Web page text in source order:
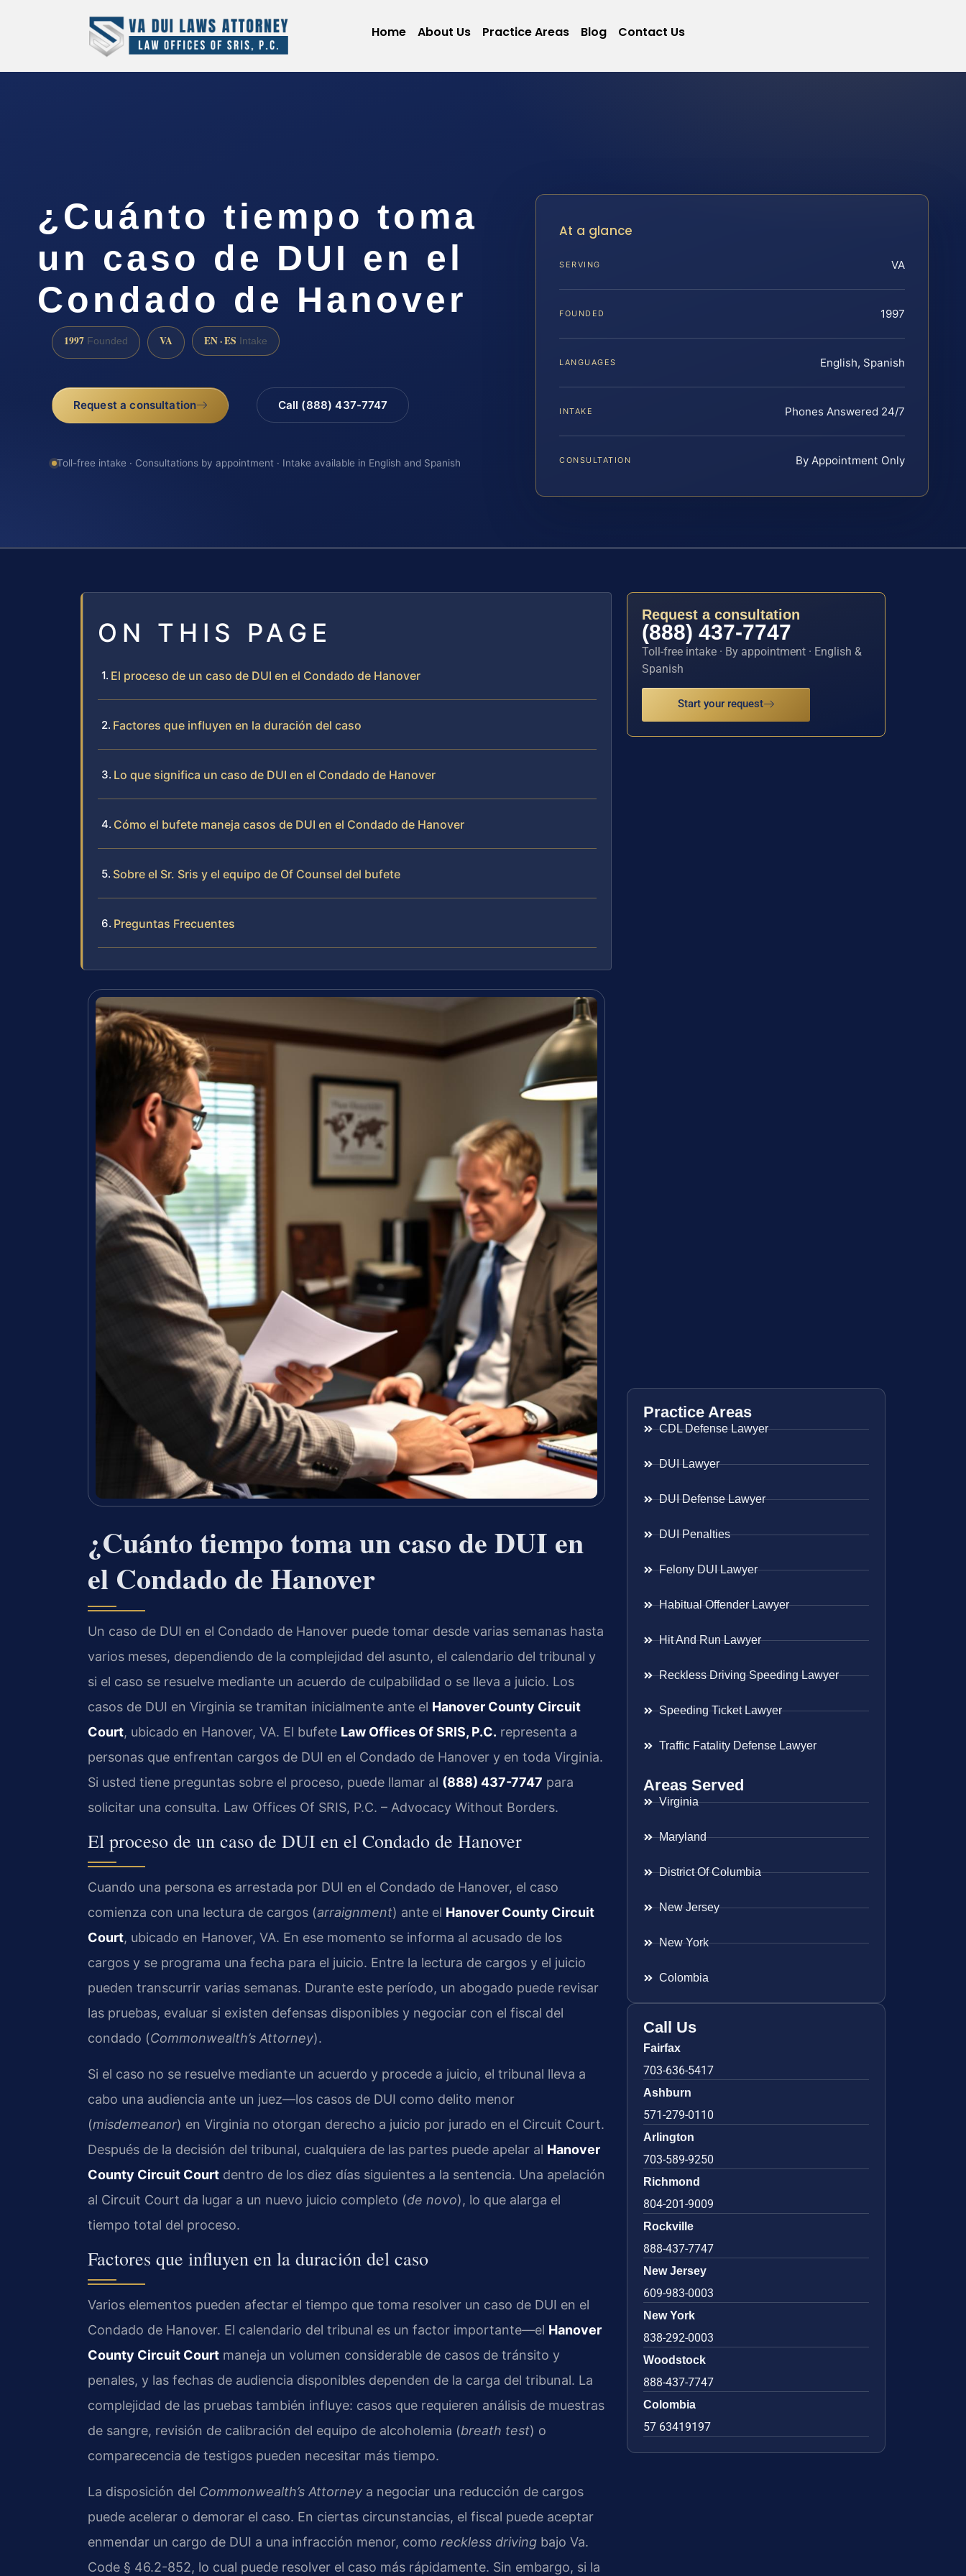
Home About Us Practice Areas Blog Contact Us
¿Cuánto tiempo toma
un caso de DUI en el
Condado de Hanover
1997 Founded VA EN · ES Intake
Request a consultation Call (888) 437-7747
Toll-free intake · Consultations by appointment · Intake available in English and Spanish
At a glance
SERVING VA
FOUNDED 1997
LANGUAGES English, Spanish
INTAKE Phones Answered 24/7
CONSULTATION By Appointment Only
ON THIS PAGE
El proceso de un caso de DUI en el Condado de Hanover
Factores que influyen en la duración del caso
Lo que significa un caso de DUI en el Condado de Hanover
Cómo el bufete maneja casos de DUI en el Condado de Hanover
Sobre el Sr. Sris y el equipo de Of Counsel del bufete
Preguntas Frecuentes
¿Cuánto tiempo toma un caso de DUI en
el Condado de Hanover
Un caso de DUI en el Condado de Hanover puede tomar desde varias semanas hasta
varios meses, dependiendo de la complejidad del asunto, el calendario del tribunal y
si el caso se resuelve mediante un acuerdo de culpabilidad o se lleva a juicio. Los
casos de DUI en Virginia se tramitan inicialmente ante el Hanover County Circuit
Court, ubicado en Hanover, VA. El bufete Law Offices Of SRIS, P.C. representa a
personas que enfrentan cargos de DUI en el Condado de Hanover y en toda Virginia.
Si usted tiene preguntas sobre el proceso, puede llamar al (888) 437-7747 para
solicitar una consulta. Law Offices Of SRIS, P.C. – Advocacy Without Borders.
El proceso de un caso de DUI en el Condado de Hanover
Cuando una persona es arrestada por DUI en el Condado de Hanover, el caso
comienza con una lectura de cargos (arraignment) ante el Hanover County Circuit
Court, ubicado en Hanover, VA. En ese momento se informa al acusado de los
cargos y se programa una fecha para el juicio. Entre la lectura de cargos y el juicio
pueden transcurrir varias semanas. Durante este período, un abogado puede revisar
las pruebas, evaluar si existen defensas disponibles y negociar con el fiscal del
condado (Commonwealth’s Attorney).
Si el caso no se resuelve mediante un acuerdo y procede a juicio, el tribunal lleva a
cabo una audiencia ante un juez—los casos de DUI como delito menor
(misdemeanor) en Virginia no otorgan derecho a juicio por jurado en el Circuit Court.
Después de la decisión del tribunal, cualquiera de las partes puede apelar al Hanover
County Circuit Court dentro de los diez días siguientes a la sentencia. Una apelación
al Circuit Court da lugar a un nuevo juicio completo (de novo), lo que alarga el
tiempo total del proceso.
Factores que influyen en la duración del caso
Varios elementos pueden afectar el tiempo que toma resolver un caso de DUI en el
Condado de Hanover. El calendario del tribunal es un factor importante—el Hanover
County Circuit Court maneja un volumen considerable de casos de tránsito y
penales, y las fechas de audiencia disponibles dependen de la carga del tribunal. La
complejidad de las pruebas también influye: casos que requieren análisis de muestras
de sangre, revisión de calibración del equipo de alcoholemia (breath test) o
comparecencia de testigos pueden necesitar más tiempo.
La disposición del Commonwealth’s Attorney a negociar una reducción de cargos
puede acelerar o demorar el caso. En ciertas circunstancias, el fiscal puede aceptar
enmendar un cargo de DUI a una infracción menor, como reckless driving bajo Va.
Code § 46.2-852, lo cual puede resolver el caso más rápidamente. Sin embargo, si la
Request a consultation
(888) 437-7747
Toll-free intake · By appointment · English &
Spanish
Start your request
Practice Areas
CDL Defense Lawyer
DUI Lawyer
DUI Defense Lawyer
DUI Penalties
Felony DUI Lawyer
Habitual Offender Lawyer
Hit And Run Lawyer
Reckless Driving Speeding Lawyer
Speeding Ticket Lawyer
Traffic Fatality Defense Lawyer
Areas Served
Virginia
Maryland
District Of Columbia
New Jersey
New York
Colombia
Call Us
Fairfax
703-636-5417
Ashburn
571-279-0110
Arlington
703-589-9250
Richmond
804-201-9009
Rockville
888-437-7747
New Jersey
609-983-0003
New York
838-292-0003
Woodstock
888-437-7747
Colombia
57 63419197